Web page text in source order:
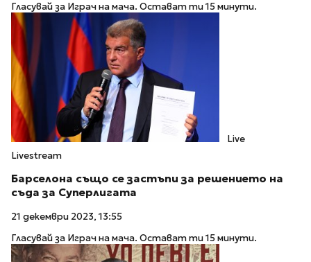
Гласувай за Играч на мача. Остават ти 15 минути.
Live
Livestream
Барселона също се застъпи за решението на
съда за Суперлигата
21 декември 2023, 13:55
Гласувай за Играч на мача. Остават ти 15 минути.